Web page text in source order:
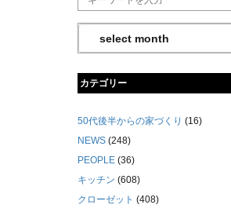
カテゴリー
50代後半からの家づくり (16)
NEWS (248)
PEOPLE (36)
キッチン (608)
クローゼット (408)